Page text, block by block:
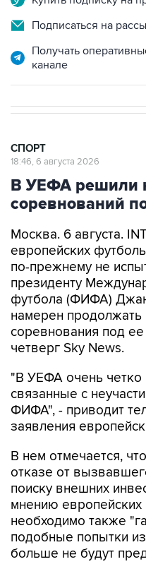
Подписаться на
Получать
канале
СПОРТ
18:46, 6 августа 2026
В УЕФА решили
соревнований
Москва. 6 августа.
европейских
по-прежнему не
президенту
футбола (ФИФА)
намерен продолжать
соревнования под
четверг Sky News.
"В УЕФА очень четко
связанные с
ФИФА", - приводит
заявления
В нем отмечается,
отказе от
поиску внешних
мнению
необходимо также
подобные попытки
больше не будут